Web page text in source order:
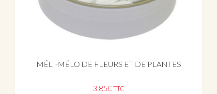
MÉLI-MÉLO DE FLEURS ET DE PLANTES
3,85€TTC